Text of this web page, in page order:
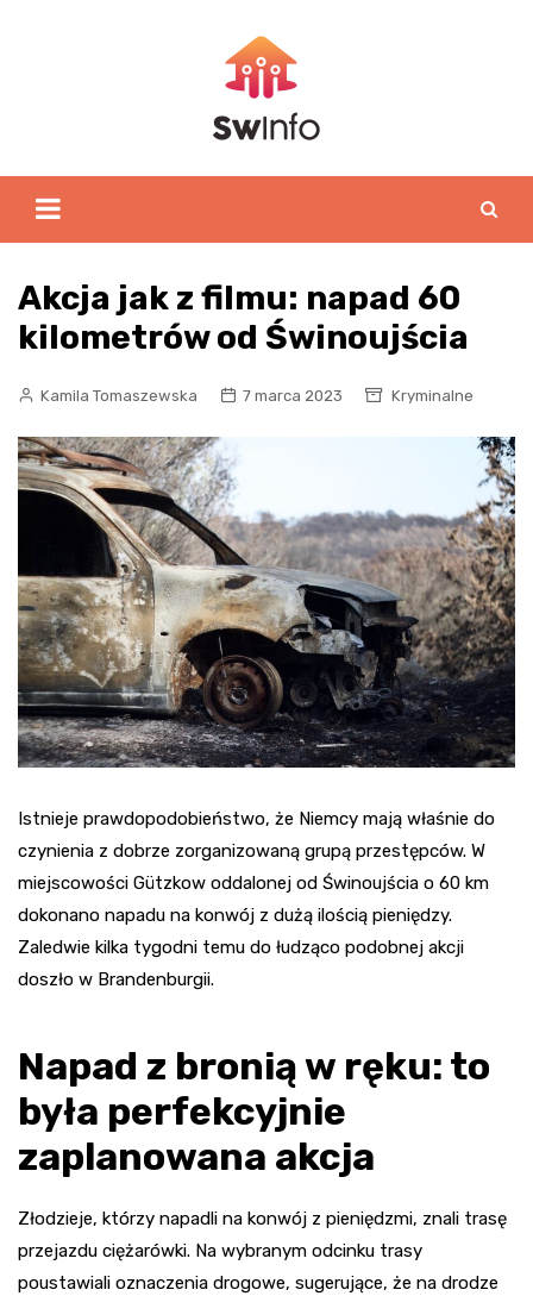
Akcja jak z filmu: napad 60
kilometrów od Świnoujścia
Kamila Tomaszewska 7 marca 2023 Kryminalne
Istnieje prawdopodobieństwo, że Niemcy mają właśnie do
czynienia z dobrze zorganizowaną grupą przestępców. W
miejscowości Gützkow oddalonej od Świnoujścia o 60 km
dokonano napadu na konwój z dużą ilością pieniędzy.
Zaledwie kilka tygodni temu do łudząco podobnej akcji
doszło w Brandenburgii.
Napad z bronią w ręku: to
była perfekcyjnie
zaplanowana akcja
Złodzieje, którzy napadli na konwój z pieniędzmi, znali trasę
przejazdu ciężarówki. Na wybranym odcinku trasy
poustawiali oznaczenia drogowe, sugerujące, że na drodze